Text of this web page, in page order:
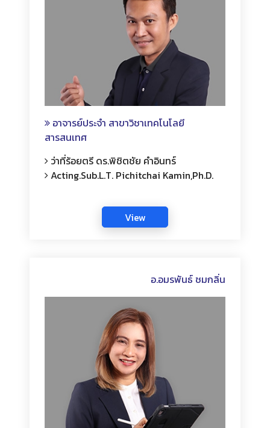
อาจารย์ประจำ สาขาวิชาเทคโนโลยี
สารสนเทศ
ว่าที่ร้อยตรี ดร.พิชิตชัย คำอินทร์
Acting.Sub.l.t. Pichitchai Kamin,Ph.D.
อ.อมรพันธ์ ชมกลิ่น